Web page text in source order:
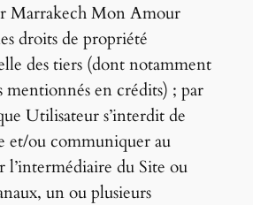
Marrakech Mon Amour
droits de propriété
des tiers (dont notamment
mentionnés en crédits) ; par
Utilisateur s’interdit de
et/ou communiquer au
l’intermédiaire du Site ou
un ou plusieurs